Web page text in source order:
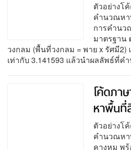
ตัวอย่างโ
คำนวณห
การคำนว
มาตรฐาน
วงกลม (พื้นที่วงกลม = พาย x รัศมี2)
เท่ากับ 3.141593 แล้วนำผลลัพธ์ที่ค
โค้ดภา
หาพื้นที่
ตัวอย่างโ
คำนวณหา
คางหมู พ